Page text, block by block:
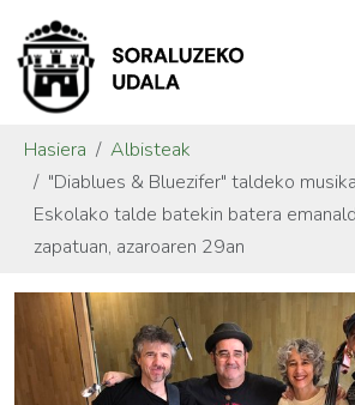
Hasiera
Albisteak
"Diablues & Bluezifer" taldeko
Eskolako talde batekin batera
zapatuan, azaroaren 29an